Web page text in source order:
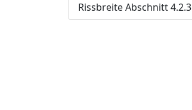
Rissbreite Abschnitt 4.2.3